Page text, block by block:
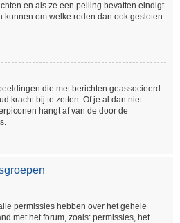
en als ze een peiling bevatten eindigt
kunnen om welke reden dan ook gesloten
die met berichten geassocieerd
kracht bij te zetten. Of je al dan niet
hangt af van de door de
permissies hebben over het gehele
met het forum, zoals: permissies, het